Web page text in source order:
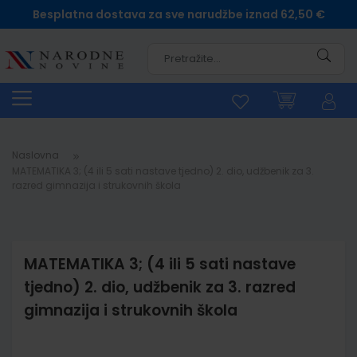
Besplatna dostava za sve narudžbe iznad 62,50 €
Naslovna
MATEMATIKA 3; (4 ili 5 sati nastave
tjedno) 2. dio, udžbenik za 3. razred
gimnazija i strukovnih škola